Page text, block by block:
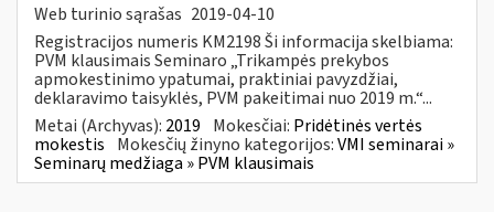
Web turinio sąrašas 2019-04-10
Registracijos numeris KM2198 Ši informacija skelbiama:
PVM klausimais Seminaro „Trikampės prekybos
apmokestinimo ypatumai, praktiniai pavyzdžiai,
deklaravimo taisyklės, PVM pakeitimai nuo 2019 m.“...
Metai (Archyvas): 2019 Mokesčiai: Pridėtinės vertės
mokestis Mokesčių žinyno kategorijos:VMI seminarai »
Seminarų medžiaga » PVM klausimais